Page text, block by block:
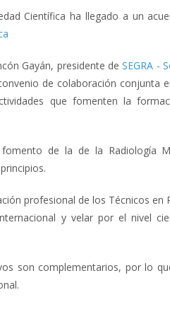
Científica ha llegado a un
Gayán, presidente de SEGRA -
de colaboración conjunta
que fomenten la
de la de la Radiología
profesional de los Técnicos en
y velar por el nivel
son complementarios, por lo